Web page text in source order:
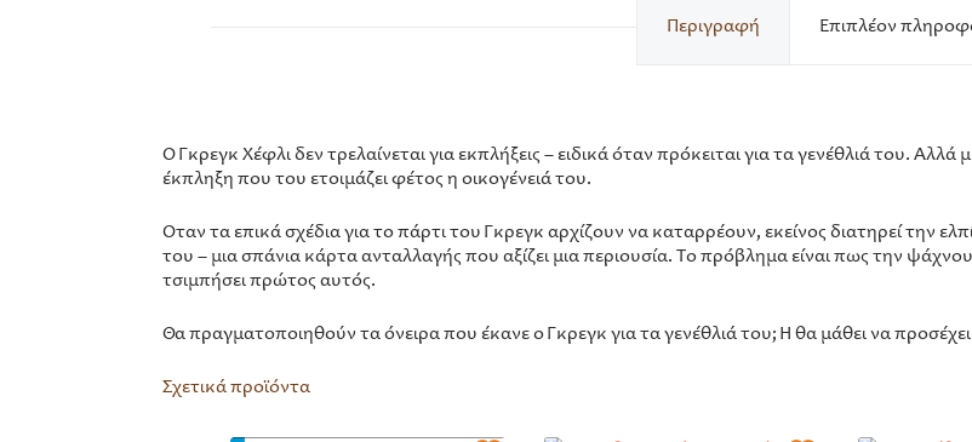
Περιγραφή Επιπλέον
Ο Γκρεγκ Χέφλι δεν τρελαίνεται για εκπλήξεις – ειδικά όταν πρόκειται για τα γενέθλιά του.
έκπληξη που του ετοιμάζει φέτος η οικογένειά του.
Όταν τα επικά σχέδια για το πάρτι του Γκρεγκ αρχίζουν να καταρρέουν, εκείνος διατηρεί την
του – μια σπάνια κάρτα ανταλλαγής που αξίζει μια περιουσία. Το πρόβλημα είναι πως την
τσιμπήσει πρώτος αυτός.
Θα πραγματοποιηθούν τα όνειρα που έκανε ο Γκρεγκ για τα γενέθλιά του; Ή θα μάθει να προσέχει
Σχετικά προϊόντα